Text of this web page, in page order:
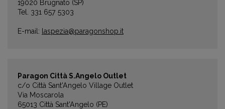
19020 Brugnato (SP)
Tel. 331 657 5303
E-mail: laspezia@paragonshop.it
Paragon Città S.Angelo Outlet
c/o Città Sant'Angelo Village Outlet
Via Moscarola
65013 Città Sant'Angelo (PE)